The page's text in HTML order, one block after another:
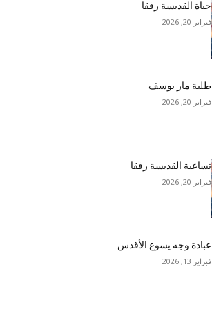
حياة القديسة رفقا
فبراير 20, 2026
طلبة مار يوسف
فبراير 20, 2026
تساعية القديسة رفقا
فبراير 20, 2026
عبادة وجه يسوع الأقدس
فبراير 13, 2026